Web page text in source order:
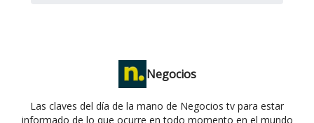
Negocios
Las claves del día de la mano de Negocios tv para estar
informado de lo que ocurre en todo momento en el mundo